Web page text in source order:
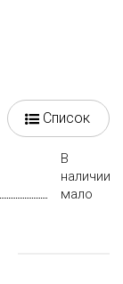
Список
В
наличии
мало